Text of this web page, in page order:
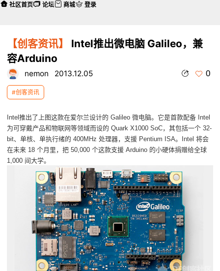
【创客资讯】
Intel推出微电脑 Galileo，兼
容Arduino
nemon 2013.12.05 0
#创客资讯
Intel推出了上图这款在爱尔兰设计的 Galileo 微电脑。它是首款配备 Intel
为可穿戴产品和物联网等领域而设的 Quark X1000 SoC，其包括一个 32-
bit、单核、单执行绪的 400MHz 处理器，支援 Pentium ISA。Intel 将会
在未来 18 个月里，把 50,000 个这款支援 Arduino 的小硬体捐赠给全球
1,000 间大学。
社区首页 论坛 商城 登录